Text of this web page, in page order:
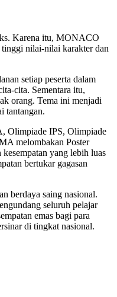
Karena itu, MONACO
tinggi nilai-nilai karakter dan
setiap peserta dalam
cita. Sementara itu,
orang. Tema ini menjadi
tantangan.
Olimpiade IPS, Olimpiade
melombakan Poster
yang lebih luas
bertukar gagasan
berdaya saing nasional.
seluruh pelajar
emas bagi para
di tingkat nasional.